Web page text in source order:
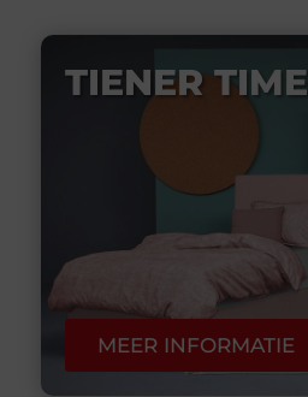
TIENER TIME
MEER INFORMATIE